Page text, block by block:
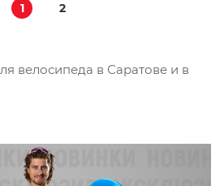
1 2
велосипеда в Саратове и в